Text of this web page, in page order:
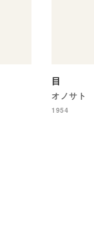
目
オノサト
1954